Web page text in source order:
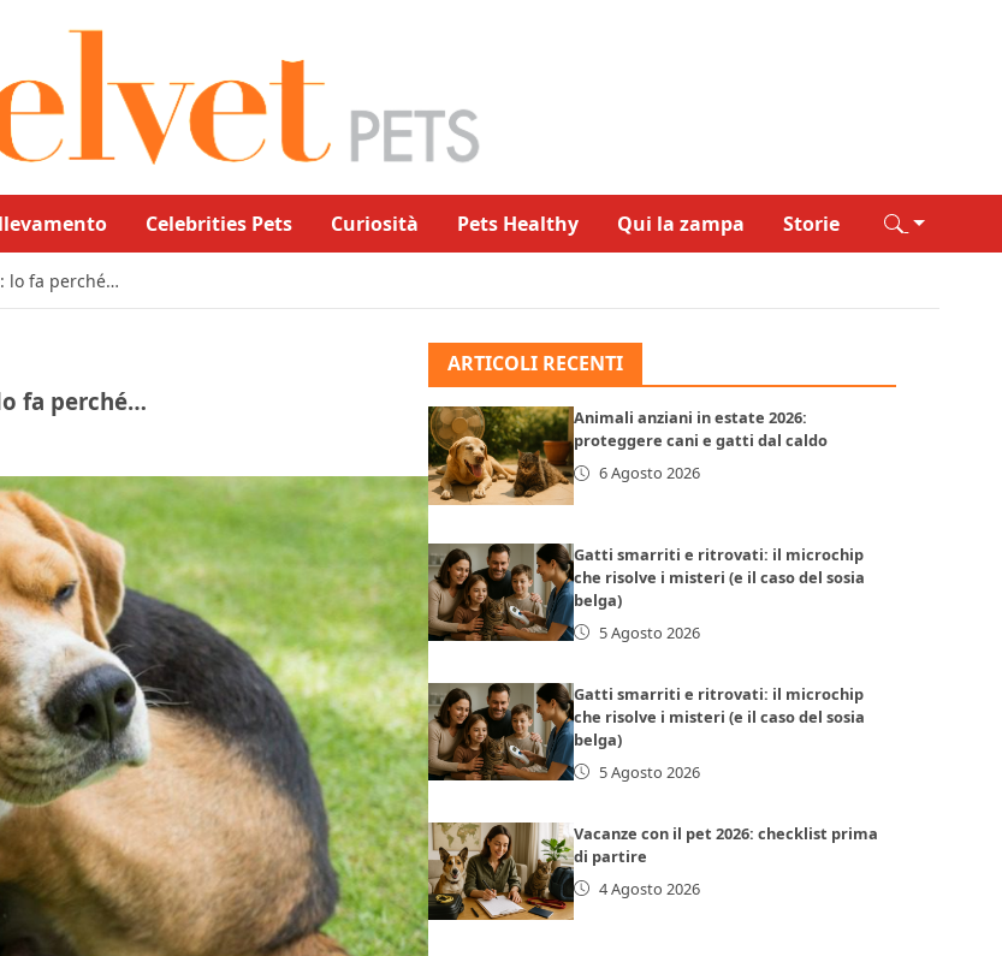
Celebrities Pets Curiosità Pets Healthy Qui la zampa Storie
lo fa perché…
fa perché…
ARTICOLI RECENTI
Animali anziani in estate 2026:
proteggere cani e gatti dal caldo
6 Agosto 2026
Gatti smarriti e ritrovati: il microchip
che risolve i misteri (e il caso del sosia
belga)
5 Agosto 2026
Gatti smarriti e ritrovati: il microchip
che risolve i misteri (e il caso del sosia
belga)
5 Agosto 2026
Vacanze con il pet 2026: checklist prima
di partire
4 Agosto 2026